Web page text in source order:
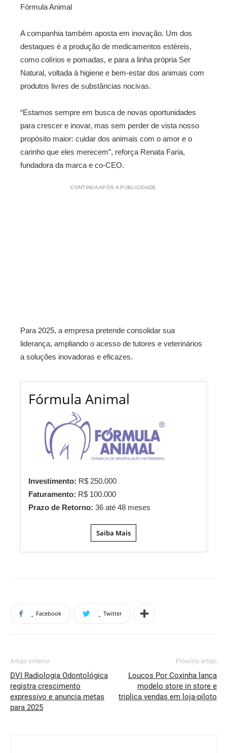
Fórmula Animal
A companhia também aposta em inovação. Um dos
destaques é a produção de medicamentos estéreis,
como colírios e pomadas, e para a linha própria Ser
Natural, voltada à higiene e bem-estar dos animais com
produtos livres de substâncias nocivas.
“Estamos sempre em busca de novas oportunidades
para crescer e inovar, mas sem perder de vista nosso
propósito maior: cuidar dos animais com o amor e o
carinho que eles merecem”, reforça Renata Faria,
fundadora da marca e co-CEO.
CONTINUA APÓS A PUBLICIDADE
Para 2025, a empresa pretende consolidar sua
liderança, ampliando o acesso de tutores e veterinários
a soluções inovadoras e eficazes.
Fórmula Animal
Investimento: R$ 250.000
Faturamento: R$ 100.000
Prazo de Retorno: 36 até 48 meses
Saiba Mais
Facebook Twitter
Artigo anterior
DVI Radiologia Odontológica
registra crescimento
expressivo e anuncia metas
para 2025
Próximo artigo
Loucos Por Coxinha lança
modelo store in store e
triplica vendas em loja-piloto